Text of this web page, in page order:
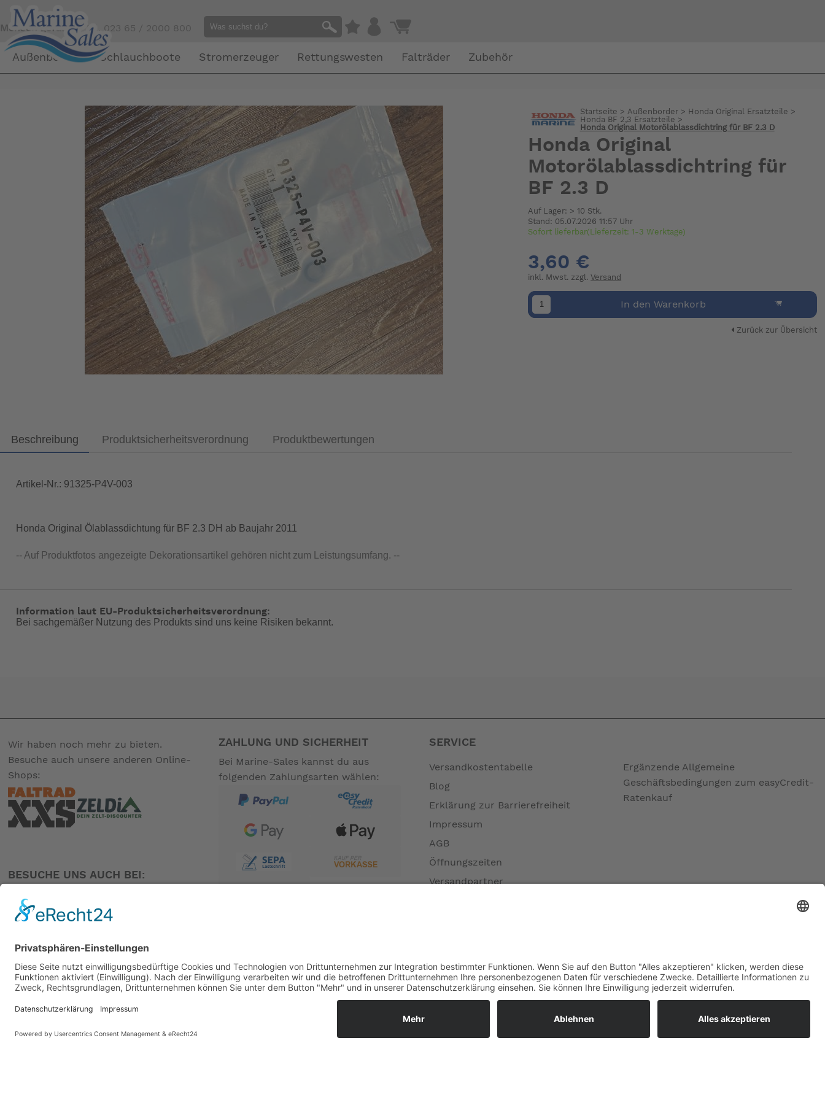
Mensch gefällig?Tel. 023 65 / 2000 800
Außenborder Schlauchboote Stromerzeuger Rettungswesten Falträder Zubehör
Startseite > Außenborder> Honda Original Ersatzteile >
Honda BF 2,3 Ersatzteile >
Honda Original Motorölablassdichtring für BF 2.3 D
Honda Original
Motorölablassdichtring für
BF 2.3 D
Auf Lager: > 10 Stk.
Stand: 05.07.2026 11:57 Uhr
Sofort lieferbar(Lieferzeit: 1-3 Werktage)
3,60 €
inkl. Mwst. zzgl.Versand
In den Warenkorb
Zurück zur Übersicht
Beschreibung Produktsicherheitsverordnung Produktbewertungen
Artikel-Nr.: 91325-P4V-003
Honda Original Ölablassdichtung für BF 2.3 DH ab Baujahr 2011
-- Auf Produktfotos angezeigte Dekorationsartikel gehören nicht zum Leistungsumfang. --
Information laut EU-Produktsicherheitsverordnung:
Bei sachgemäßer Nutzung des Produkts sind uns keine Risiken bekannt.
Wir haben noch mehr zu bieten.
Besuche auch unsere anderen Online-
Shops:
BESUCHE UNS AUCH BEI:
ZAHLUNG UND SICHERHEIT
Bei Marine-Sales kannst du aus
folgenden Zahlungsarten wählen:
SERVICE
Versandkostentabelle
Blog
Erklärung zur Barrierefreiheit
Impressum
AGB
Öffnungszeiten
Versandpartner
Widerrufsrecht MS
Widerrufsrecht bei Reparatur
Widerrufsrecht bei Dienstleistungen
Ergänzende Allgemeine
Geschäftsbedingungen zum easyCredit-
Ratenkauf